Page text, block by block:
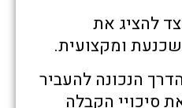
להציג את
ומקצועית.
הדרך הנכונה להעביר
סיכויי הקבלה